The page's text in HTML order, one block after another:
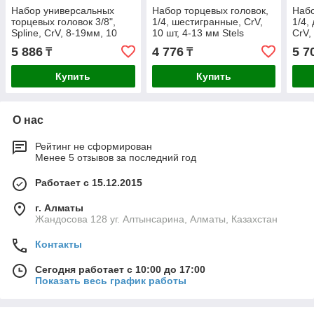
Набор универсальных
торцевых головок 3/8",
Spline, CrV, 8-19мм, 10
штук Matrix
5 886 ₸
Купить
Набор торцевых головок,
1/4, шестигранные, CrV,
10 шт, 4-13 мм Stels
4 776₸
Купить
1/4,
5
О нас
Рейтинг не сформирован
Менее 5 отзывов за последний год
Работает с 15.12.2015
г. Алматы
Жандосова 128 уг. Алтынсарина, Алматы, Казахстан
Контакты
Сегодня работает с 10:00 до 17:00
Показать весь график работы